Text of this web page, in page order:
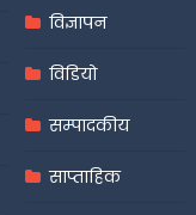
विज्ञापन
विडियो
सम्पादकीय
साप्ताहिक